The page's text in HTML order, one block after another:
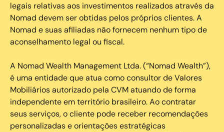
legais relativas aos investimentos realizados através da
Nomad devem ser obtidas pelos próprios clientes. A
Nomad e suas afiliadas não fornecem nenhum tipo de
aconselhamento legal ou fiscal.
A Nomad Wealth Management Ltda. (“Nomad Wealth”),
é uma entidade que atua como consultor de Valores
Mobiliários autorizado pela CVM atuando de forma
independente em território brasileiro. Ao contratar
seus serviços, o cliente pode receber recomendações
personalizadas e orientações estratégicas